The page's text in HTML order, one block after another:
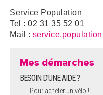
Service Population
Tel : 02 31 35 52 01
Mail :
Mes démarches
BESOIN D'UNE AIDE ?
Pour acheter un vélo !
POLICE MUNICIPALE
DECLARATION DE
DOSSIER DE DEMANDE
DEMANDE DE PRÊT DE
FICHE D'ORGANISATION